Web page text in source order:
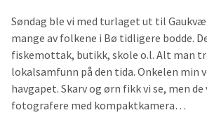
Søndag ble vi med turlaget ut til
mange av folkene i Bø tidligere bodde.
fiskemottak, butikk, skole o.l. Alt man
lokalsamfunn på den tida. Onkelen min
havgapet. Skarv og ørn fikk vi se, men de
fotografere med kompaktkamera…